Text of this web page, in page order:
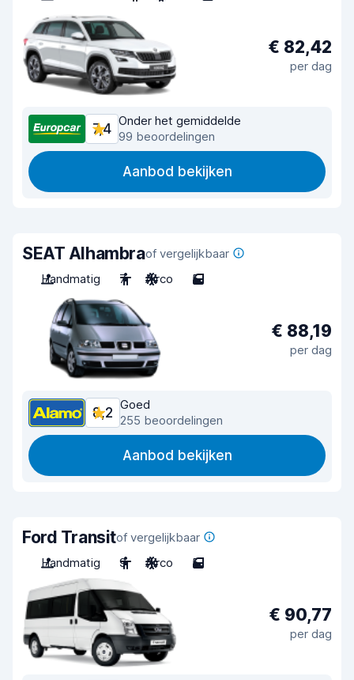
€ 82,42
per dag
7,4
Onder het gemiddelde
99 beoordelingen
Aanbod bekijken
SEAT Alhambraof vergelijkbaar
Handmatig
7 Airco 5
€ 88,19
per dag
8,2
Goed
255 beoordelingen
Aanbod bekijken
Ford Transitof vergelijkbaar
Handmatig
9 Airco 5
€ 90,77
per dag